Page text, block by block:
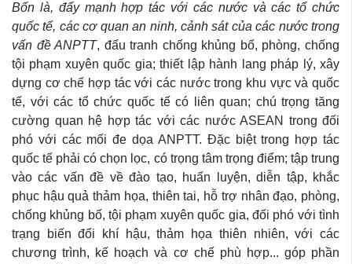
Bốn là, đẩy mạnh hợp tác với các nước và các tổ chức
quốc tế, các cơ quan an ninh, cảnh sát của các nước trong
vấn đề ANPTT, đấu tranh chống khủng bố, phòng, chống
tội phạm xuyên quốc gia; thiết lập hành lang pháp lý, xây
dựng cơ chế hợp tác với các nước trong khu vực và quốc
tế, với các tổ chức quốc tế có liên quan; chú trọng tăng
cường quan hệ hợp tác với các nước ASEAN trong đối
phó với các mối đe dọa ANPTT. Đặc biệt trong hợp tác
quốc tế phải có chọn lọc, có trọng tâm trọng điểm; tập trung
vào các vấn đề về đào tạo, huấn luyện, diễn tập, khắc
phục hậu quả thảm họa, thiên tai, hỗ trợ nhân đạo, phòng,
chống khủng bố, tội phạm xuyên quốc gia, đối phó với tình
trạng biến đổi khí hậu, thảm họa thiên nhiên, với các
chương trình, kế hoạch và cơ chế phù hợp... góp phần